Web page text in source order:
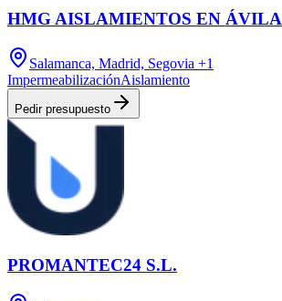
HMG AISLAMIENTOS EN ÁVILA
Salamanca, Madrid, Segovia +1
ImpermeabilizaciónAislamiento
Pedir presupuesto
PROMANTEC24 S.L.